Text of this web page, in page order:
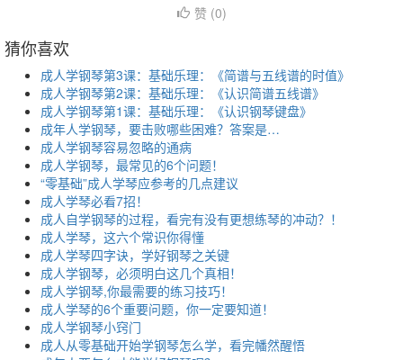
赞 (0)
猜你喜欢
成人学钢琴第3课：基础乐理：《简谱与五线谱的时值》
成人学钢琴第2课：基础乐理：《认识简谱五线谱》
成人学钢琴第1课：基础乐理：《认识钢琴键盘》
成年人学钢琴，要击败哪些困难？答案是…
成人学钢琴容易忽略的通病
成人学钢琴，最常见的6个问题！
“零基础”成人学琴应参考的几点建议
成人学琴必看7招！
成人自学钢琴的过程，看完有没有更想练琴的冲动？！
成人学琴，这六个常识你得懂
成人学琴四字诀，学好钢琴之关键
成人学钢琴，必须明白这几个真相！
成人学钢琴,你最需要的练习技巧！
成人学琴的6个重要问题，你一定要知道！
成人学钢琴小窍门
成人从零基础开始学钢琴怎么学，看完幡然醒悟